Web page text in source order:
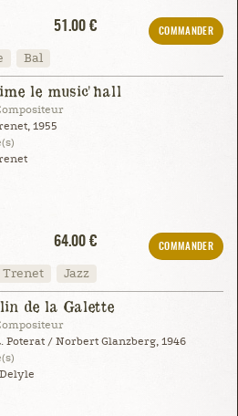
51.00 €
COMMANDER
Bal
le music'hall
1955
64.00 €
COMMANDER
Trenet Jazz
de la Galette
Poterat / Norbert Glanzberg, 1946